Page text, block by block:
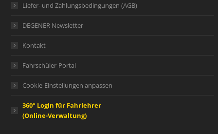
Liefer- und Zahlungsbedingungen (AGB)
DEGENER Newsletter
Kontakt
Fahrschüler-Portal
Cookie-Einstellungen anpassen
360° Login für Fahrlehrer
(Online-Verwaltung)